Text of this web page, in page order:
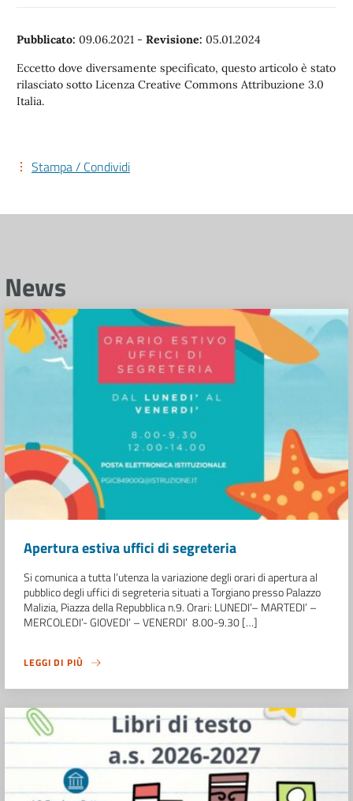
Pubblicato: 09.06.2021 - Revisione: 05.01.2024
Eccetto dove diversamente specificato, questo articolo è stato
rilasciato sotto Licenza Creative Commons Attribuzione 3.0
Italia.
Stampa / Condividi
News
Apertura estiva uffici di segreteria
Si comunica a tutta l’utenza la variazione degli orari di apertura al
pubblico degli uffici di segreteria situati a Torgiano presso Palazzo
Malizia, Piazza della Repubblica n.9. Orari: LUNEDI’– MARTEDI’ –
MERCOLEDI’- GIOVEDI’ – VENERDI’ 8.00-9.30 […]
LEGGI DI PIÙ